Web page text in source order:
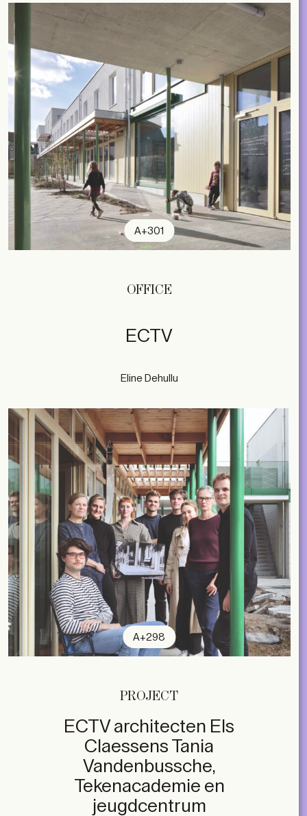
A+301
OFFICE
ECTV
Eline Dehullu
A+298
PROJECT
ECTV architecten Els
Claessens Tania
Vandenbussche,
Tekenacademie en
jeugdcentrum